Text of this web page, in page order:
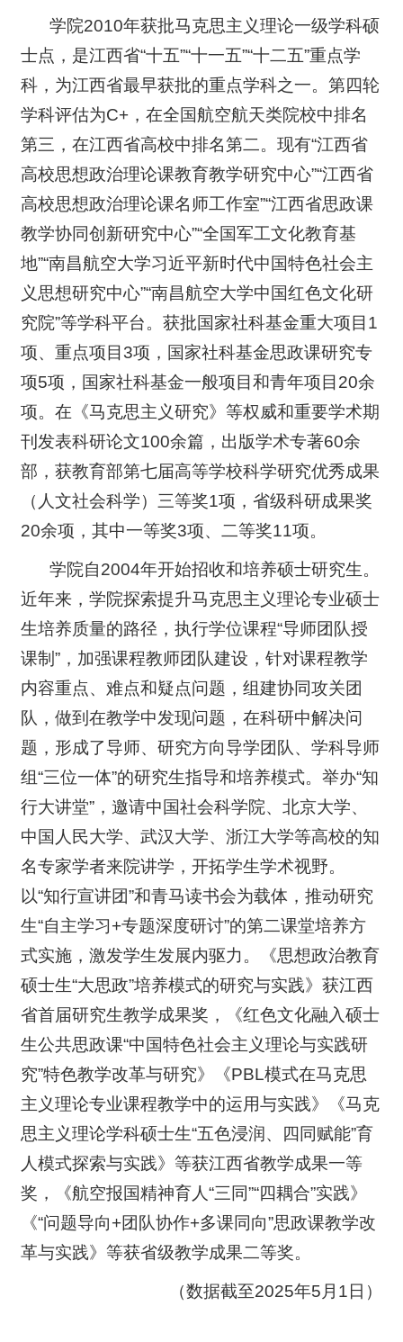
学院2010年获批马克思主义理论一级学科硕
士点，是江西省“十五”“十一五”“十二五”重点学
科，为江西省最早获批的重点学科之一。第四轮
学科评估为C+，在全国航空航天类院校中排名
第三，在江西省高校中排名第二。现有“江西省
高校思想政治理论课教育教学研究中心”“江西省
高校思想政治理论课名师工作室”“江西省思政课
教学协同创新研究中心”“全国军工文化教育基
地”“南昌航空大学习近平新时代中国特色社会主
义思想研究中心”“南昌航空大学中国红色文化研
究院”等学科平台。获批国家社科基金重大项目1
项、重点项目3项，国家社科基金思政课研究专
项5项，国家社科基金一般项目和青年项目20余
项。在《马克思主义研究》等权威和重要学术期
刊发表科研论文100余篇，出版学术专著60余
部，获教育部第七届高等学校科学研究优秀成果
（人文社会科学）三等奖1项，省级科研成果奖
20余项，其中一等奖3项、二等奖11项。
学院自2004年开始招收和培养硕士研究生。
近年来，学院探索提升马克思主义理论专业硕士
生培养质量的路径，执行学位课程“导师团队授
课制”，加强课程教师团队建设，针对课程教学
内容重点、难点和疑点问题，组建协同攻关团
队，做到在教学中发现问题，在科研中解决问
题，形成了导师、研究方向导学团队、学科导师
组“三位一体”的研究生指导和培养模式。举办“知
行大讲堂”，邀请中国社会科学院、北京大学、
中国人民大学、武汉大学、浙江大学等高校的知
名专家学者来院讲学，开拓学生学术视野。
以“知行宣讲团”和青马读书会为载体，推动研究
生“自主学习+专题深度研讨”的第二课堂培养方
式实施，激发学生发展内驱力。《思想政治教育
硕士生“大思政”培养模式的研究与实践》获江西
省首届研究生教学成果奖，《红色文化融入硕士
生公共思政课“中国特色社会主义理论与实践研
究”特色教学改革与研究》《PBL模式在马克思
主义理论专业课程教学中的运用与实践》《马克
思主义理论学科硕士生“五色浸润、四同赋能”育
人模式探索与实践》等获江西省教学成果一等
奖，《航空报国精神育人“三同”“四耦合”实践》
《“问题导向+团队协作+多课同向”思政课教学改
革与实践》等获省级教学成果二等奖。
（数据截至2025年5月1日）